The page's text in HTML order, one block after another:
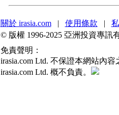
關於 irasia.com| 使用條款 |
© 版權 1996-2025 亞洲投資專訊
免責聲明：
irasia.com Ltd. 不保證本網站內
irasia.com Ltd. 概不負責。